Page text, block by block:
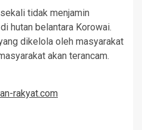
tidak menjamin
hutan belantara Korowai.
dikelola oleh masyarakat
akan terancam.
rakyat.com